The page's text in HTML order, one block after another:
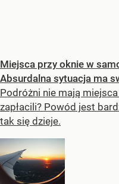
Miejsca przy oknie w
Absurdalna sytuacja ma
Podróżni nie mają
zapłacili? Powód jest
tak się dzieje.